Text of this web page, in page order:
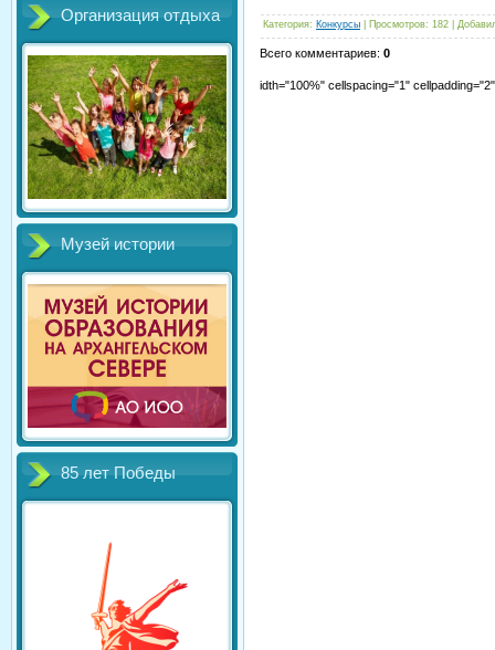
Организация отдыха
Музей истории
85 лет Победы
Категория: Конкурсы Просмотров: 182
Всего комментариев: 0
idth="100%" cellspacing="1"